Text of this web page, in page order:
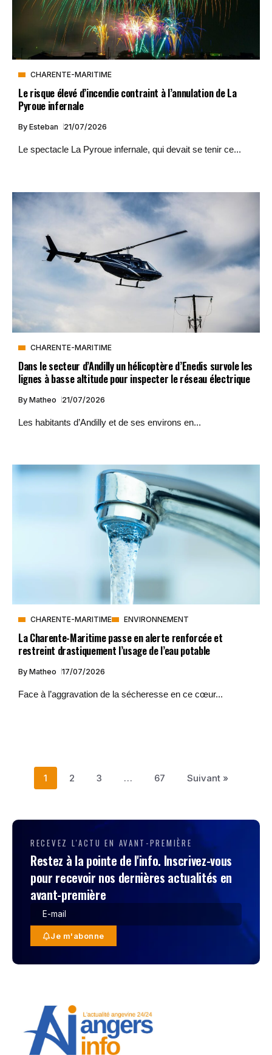
CHARENTE-MARITIME
Le risque élevé d’incendie contraint à l’annulation de La
Pyroue infernale
By Esteban 21/07/2026
Le spectacle La Pyroue infernale, qui devait se tenir ce...
CHARENTE-MARITIME
Dans le secteur d’Andilly un hélicoptère d’Enedis survole les
lignes à basse altitude pour inspecter le réseau électrique
By Matheo 21/07/2026
Les habitants d’Andilly et de ses environs en...
CHARENTE-MARITIME ENVIRONNEMENT
La Charente-Maritime passe en alerte renforcée et
restreint drastiquement l’usage de l’eau potable
By Matheo 17/07/2026
Face à l’aggravation de la sécheresse en ce cœur...
1 2 3 … 67 Suivant »
RECEVEZ L'ACTU EN AVANT-PREMIÈRE
Restez à la pointe de l'info. Inscrivez-vous
pour recevoir nos dernières actualités en
avant-première
Je m'abonne